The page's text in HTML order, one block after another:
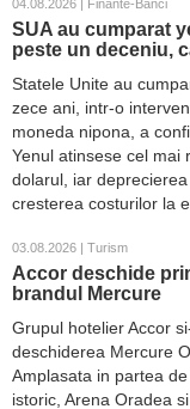
04.08.2026 | Finante-Banci
SUA au cumparat
peste un deceniu,
Statele Unite au
zece ani, intr-o
moneda nipona, a
Yenul atinsese cel mai
dolarul, iar
cresterea costurilor la
03.08.2026 | Turism
Accor deschide
brandul Mercure
Grupul hotelier Accor
deschiderea Mercure
Amplasata in partea
istoric, Arena Oradea